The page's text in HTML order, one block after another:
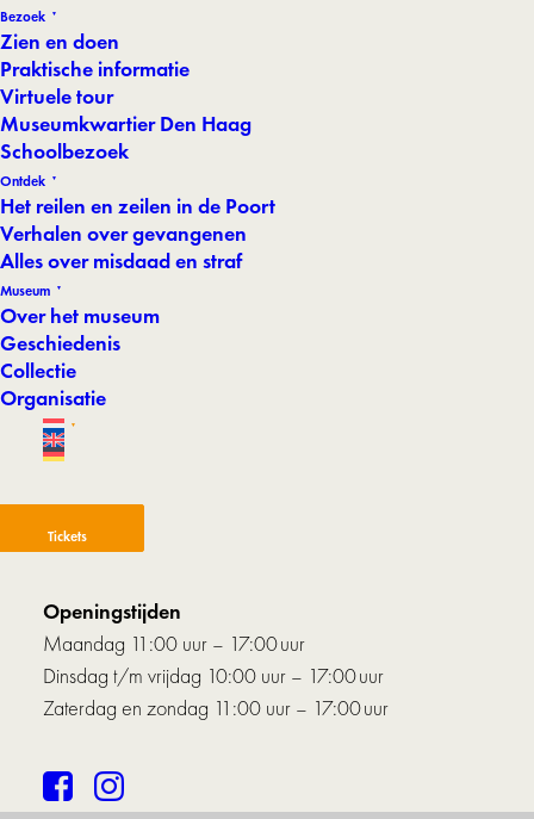
Bezoek
Zien en doen
Praktische informatie
Virtuele tour
Museumkwartier Den Haag
Schoolbezoek
Ontdek
Het reilen en zeilen in de Poort
Verhalen over gevangenen
Alles over misdaad en straf
Museum
Over het museum
Geschiedenis
Collectie
Organisatie
Tickets
Openingstijden
Maandag 11:00 uur – 17:00 uur
Dinsdag t/m vrijdag 10:00 uur – 17:00 uur
Zaterdag en zondag 11:00 uur – 17:00 uur